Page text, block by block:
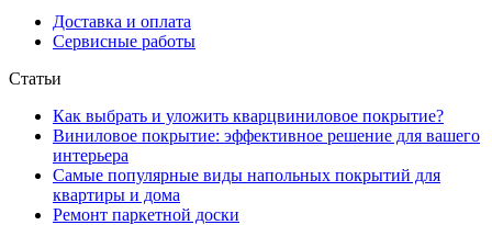
Доставка и оплата
Сервисные работы
Статьи
Как выбрать и уложить кварцвиниловое покрытие?
Виниловое покрытие: эффективное решение для вашего
интерьера
Самые популярные виды напольных покрытий для
квартиры и дома
Ремонт паркетной доски